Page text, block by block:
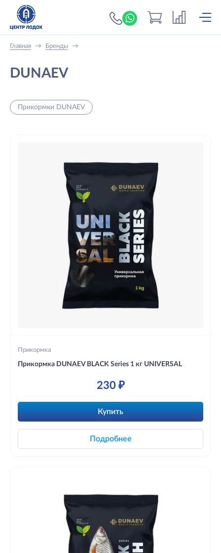
+7 (919) 698-56-
Главная → Бренды →
DUNAEV
Прикормки DUNAEV
Прикормка
Прикормка DUNAEV BLACK Series 1 кг UNIVERSAL
230 ₽
Купить
Подробнее